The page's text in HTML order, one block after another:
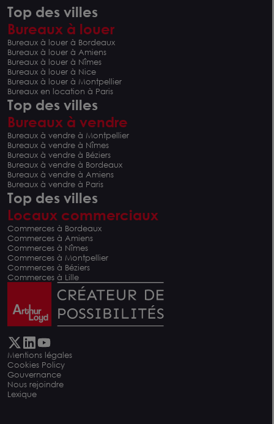
Top des villes
Bureaux à louer
Bureaux à louer à Bordeaux
Bureaux à louer à Amiens
Bureaux à louer à Nîmes
Bureaux à louer à Nice
Bureaux à louer à Montpellier
Bureaux en location à Paris
Top des villes
Bureaux à vendre
Bureaux à vendre à Montpellier
Bureaux à vendre à Nîmes
Bureaux à vendre à Béziers
Bureaux à vendre à Bordeaux
Bureaux à vendre à Amiens
Bureaux à vendre à Paris
Top des villes
Locaux commerciaux
Commerces à Bordeaux
Commerces à Amiens
Commerces à Nîmes
Commerces à Montpellier
Commerces à Béziers
Commerces à Lille
Mentions légales
Cookies Policy
Gouvernance
Nous rejoindre
Lexique